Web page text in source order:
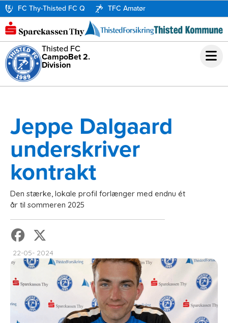
FC Thy-Thisted FC Q TFC Amatør
Thisted FC
CampoBet 2.
Division
Jeppe Dalgaard
underskriver
kontrakt
Den stærke, lokale profil forlænger med endnu ét
år til sommeren 2025
22-05- 2024